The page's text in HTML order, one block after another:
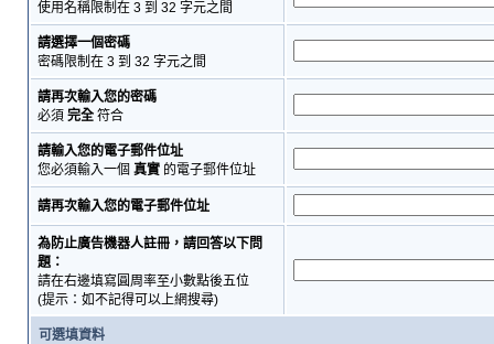
使用名稱限制在 3 到 32 字元之間
請選擇一個密碼
密碼限制在 3 到 32 字元之間
請再次輸入您的密碼
必須 完全符合
請輸入您的電子郵件位址
您必須輸入一個 真實的電子郵件位址
請再次輸入您的電子郵件位址
為防止廣告機器人註冊，請回答以下問
題：
請在右邊填寫圓周率至小數點後五位
(提示：如不記得可以上網搜尋)
可選填資料